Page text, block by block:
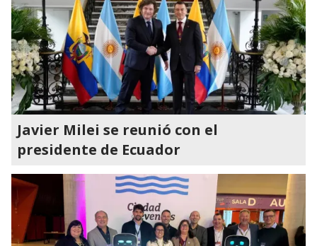
Javier Milei se reunió con el
presidente de Ecuador